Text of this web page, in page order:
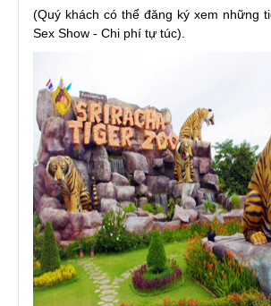
(Quý khách có thể đăng ký xem những
Sex Show - Chi phí tự túc).